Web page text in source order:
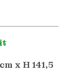
x H 141,5